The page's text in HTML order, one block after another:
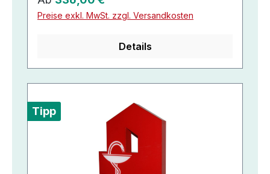
Preise exkl. MwSt. zzgl. Versandkosten
Details
Tipp